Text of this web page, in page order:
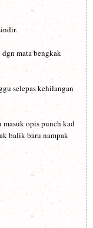
mata bengkak
selepas kehilangan
opis punch kad
balik baru nampak